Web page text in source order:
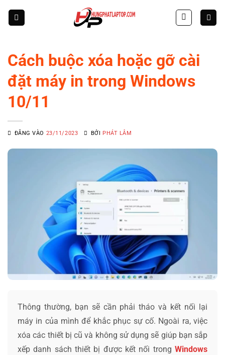
Cách buộc xóa hoặc gỡ cài
đặt máy in trong Windows
10/11
ĐĂNG VÀO 23/11/2023 BỞI PHÁT LÂM
Thông thường, bạn sẽ cần phải tháo và kết nối lại
máy in của mình để khắc phục sự cố. Ngoài ra, việc
xóa các thiết bị cũ và không sử dụng sẽ giúp bạn sắp
xếp danh sách thiết bị được kết nối trong Windows